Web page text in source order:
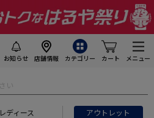
お知らせ 店舗情報 カテゴリー カート メニュー
レディース アウトレット